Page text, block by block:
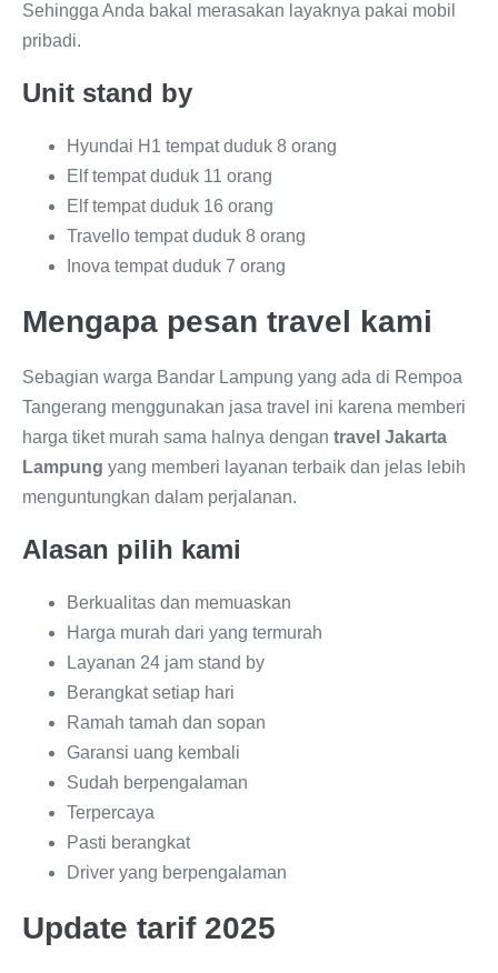
Sehingga Anda bakal merasakan layaknya pakai mobil
pribadi.
Unit stand by
Hyundai H1 tempat duduk 8 orang
Elf tempat duduk 11 orang
Elf tempat duduk 16 orang
Travello tempat duduk 8 orang
Inova tempat duduk 7 orang
Mengapa pesan travel kami
Sebagian warga Bandar Lampung yang ada di Rempoa
Tangerang menggunakan jasa travel ini karena memberi
harga tiket murah sama halnya dengan travel Jakarta
Lampung yang memberi layanan terbaik dan jelas lebih
menguntungkan dalam perjalanan.
Alasan pilih kami
Berkualitas dan memuaskan
Harga murah dari yang termurah
Layanan 24 jam stand by
Berangkat setiap hari
Ramah tamah dan sopan
Garansi uang kembali
Sudah berpengalaman
Terpercaya
Pasti berangkat
Driver yang berpengalaman
Update tarif 2025